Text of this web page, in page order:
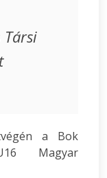
a Bok
Magyar